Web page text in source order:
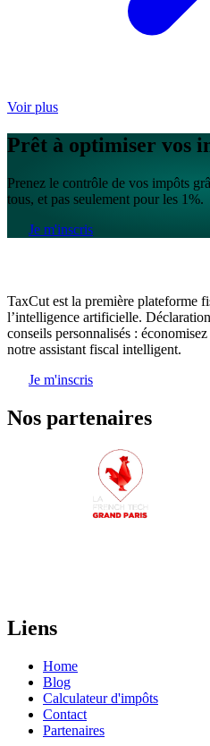
Voir plus
Prêt à optimiser vos
Prenez le contrôle de vos impôts
tous, et pas seulement pour les 1%.
Je m'inscris
TaxCut est la première plateforme
l’intelligence artificielle.
conseils personnalisés :
notre assistant fiscal intelligent.
Je m'inscris
Nos partenaires
Liens
Home
Blog
Calculateur d'impôts
Contact
Partenaires